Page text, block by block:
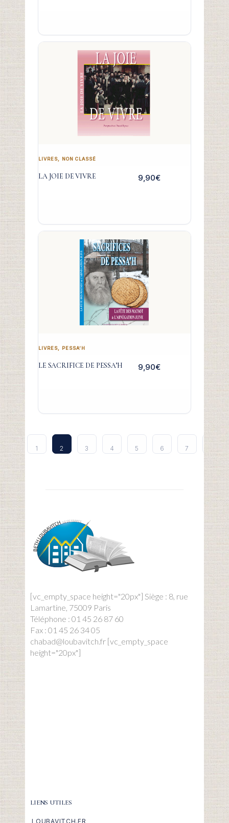
LIVRES, NON CLASSÉ
LA JOIE DE VIVRE 9,90€
LIVRES, PESSA’H
LE SACRIFICE DE PESSA’H 9,90€
1 2 3 4 5 6 7
[vc_empty_space height="20px"] Siège : 8, rue
Lamartine, 75009 Paris
Téléphone : 01 45 26 87 60
Fax : 01 45 26 34 05
chabad@loubavitch.fr [vc_empty_space
height="20px"]
LIENS UTILES
LOUBAVITCH.FR